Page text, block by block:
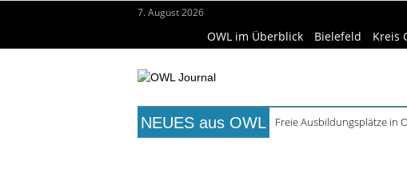
7. August 2026
OWL im Überblick Bielefeld Kreis
NEUES aus OWL
Freie Ausbildungsplätze in